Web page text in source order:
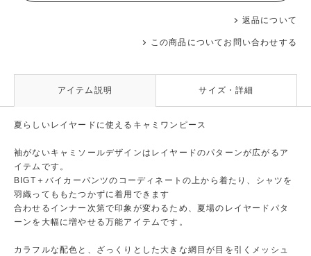
返品について
この商品についてお問い合わせする
アイテム説明 サイズ・詳細
夏らしいレイヤードに使えるキャミワンピース
袖がないキャミソールデザインはレイヤードのパターンが広がるア
イテムです。
BIGT＋バイカーパンツのコーディネートの上から着たり、シャツを
羽織ってももたつかずに着用できます
合わせるインナー次第で印象が変わるため、夏場のレイヤードパタ
ーンを大幅に増やせる万能アイテムです。
カラフルな配色と、ざっくりとした大きな網目が目を引くメッシュ